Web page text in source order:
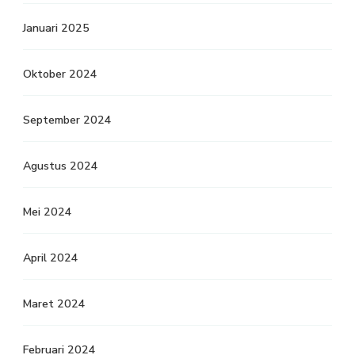
Januari 2025
Oktober 2024
September 2024
Agustus 2024
Mei 2024
April 2024
Maret 2024
Februari 2024